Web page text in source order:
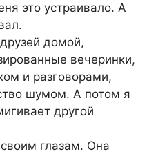
это устраивало. А
домой,
вечеринки,
и разговорами,
шумом. А потом я
другой
глазам. Она